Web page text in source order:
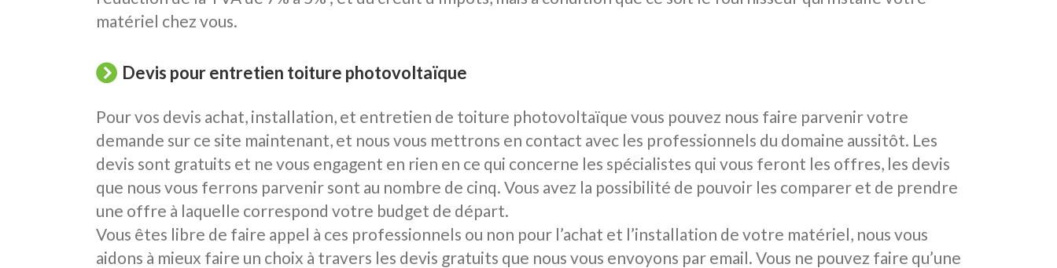
matériel chez vous.
Devis pour entretien toiture photovoltaïque
Pour vos devis achat, installation, et entretien de toiture photovoltaïque vous pouvez nous faire parvenir votre
demande sur ce site maintenant, et nous vous mettrons en contact avec les professionnels du domaine aussitôt. Les
devis sont gratuits et ne vous engagent en rien en ce qui concerne les spécialistes qui vous feront les offres, les devis
que nous vous ferrons parvenir sont au nombre de cinq. Vous avez la possibilité de pouvoir les comparer et de prendre
une offre à laquelle correspond votre budget de départ.
Vous êtes libre de faire appel à ces professionnels ou non pour l’achat et l’installation de votre matériel, nous vous
aidons à mieux faire un choix à travers les devis gratuits que nous vous envoyons par email. Vous ne pouvez faire qu’une